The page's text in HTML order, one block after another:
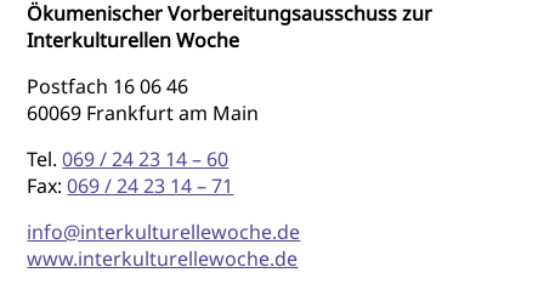
Ökumenischer Vorbereitungsausschuss zur
Interkulturellen Woche
Postfach 16 06 46
60069 Frankfurt am Main
Tel.069 / 24 23 14 – 60
Fax:069 / 24 23 14 – 71
info@interkulturellewoche.de
www.interkulturellewoche.de